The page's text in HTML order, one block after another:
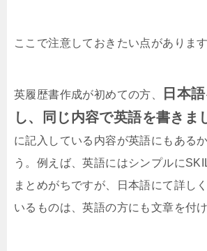
ここで注意しておきたい点があります
英履歴書作成が初めての方、
日本
し、同じ内容で英語を書きま
に記入している内容が英語にもある
う。例えば、英語にはシンプルに
まとめがちですが、日本語にて詳し
いるものは、英語の方にも文章を付